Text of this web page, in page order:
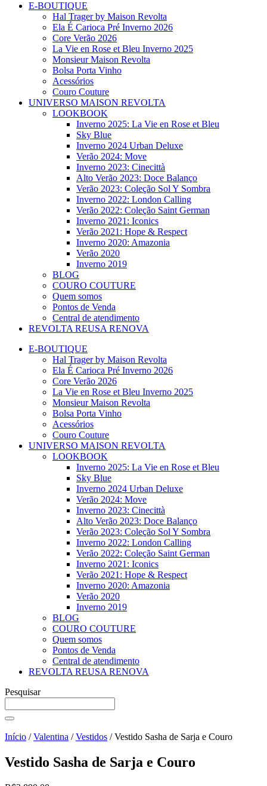
E-BOUTIQUE
Hal Trager by Maison Revolta
Ela É Carioca Pré Inverno 2026
Core Verão 2026
La Vie en Rose et Bleu Inverno 2025
Monsieur Maison Revolta
Bolsa Porta Vinho
Acessórios
Couro Couture
UNIVERSO MAISON REVOLTA
LOOKBOOK
Inverno 2025: La Vie en Rose et Bleu
Sky Blue
Inverno 2024 Urban Deluxe
Verão 2024: Move
Inverno 2023: Cinecittà
Alto Verão 2023: Doce Balanço
Verão 2023: Coleção Sol Y Sombra
Inverno 2022: London Calling
Verão 2022: Coleção Saint German
Inverno 2021: Iconics
Verão 2021: Hope & Respect
Inverno 2020: Amazonia
Verão 2020
Inverno 2019
BLOG
COURO COUTURE
Quem somos
Pontos de Venda
Central de atendimento
REVOLTA REUSA RENOVA
E-BOUTIQUE
Hal Trager by Maison Revolta
Ela É Carioca Pré Inverno 2026
Core Verão 2026
La Vie en Rose et Bleu Inverno 2025
Monsieur Maison Revolta
Bolsa Porta Vinho
Acessórios
Couro Couture
UNIVERSO MAISON REVOLTA
LOOKBOOK
Inverno 2025: La Vie en Rose et Bleu
Sky Blue
Inverno 2024 Urban Deluxe
Verão 2024: Move
Inverno 2023: Cinecittà
Alto Verão 2023: Doce Balanço
Verão 2023: Coleção Sol Y Sombra
Inverno 2022: London Calling
Verão 2022: Coleção Saint German
Inverno 2021: Iconics
Verão 2021: Hope & Respect
Inverno 2020: Amazonia
Verão 2020
Inverno 2019
BLOG
COURO COUTURE
Quem somos
Pontos de Venda
Central de atendimento
REVOLTA REUSA RENOVA
Pesquisar
Início /Valentina /Vestidos / Vestido Sasha de Sarja e Couro
Vestido Sasha de Sarja e Couro